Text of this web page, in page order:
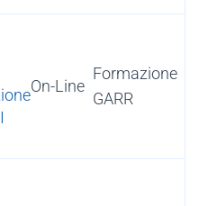
On-Line
Formazione
GARR